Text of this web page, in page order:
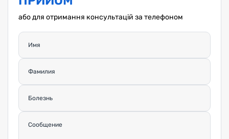
або для отримання консультацій за телефоном